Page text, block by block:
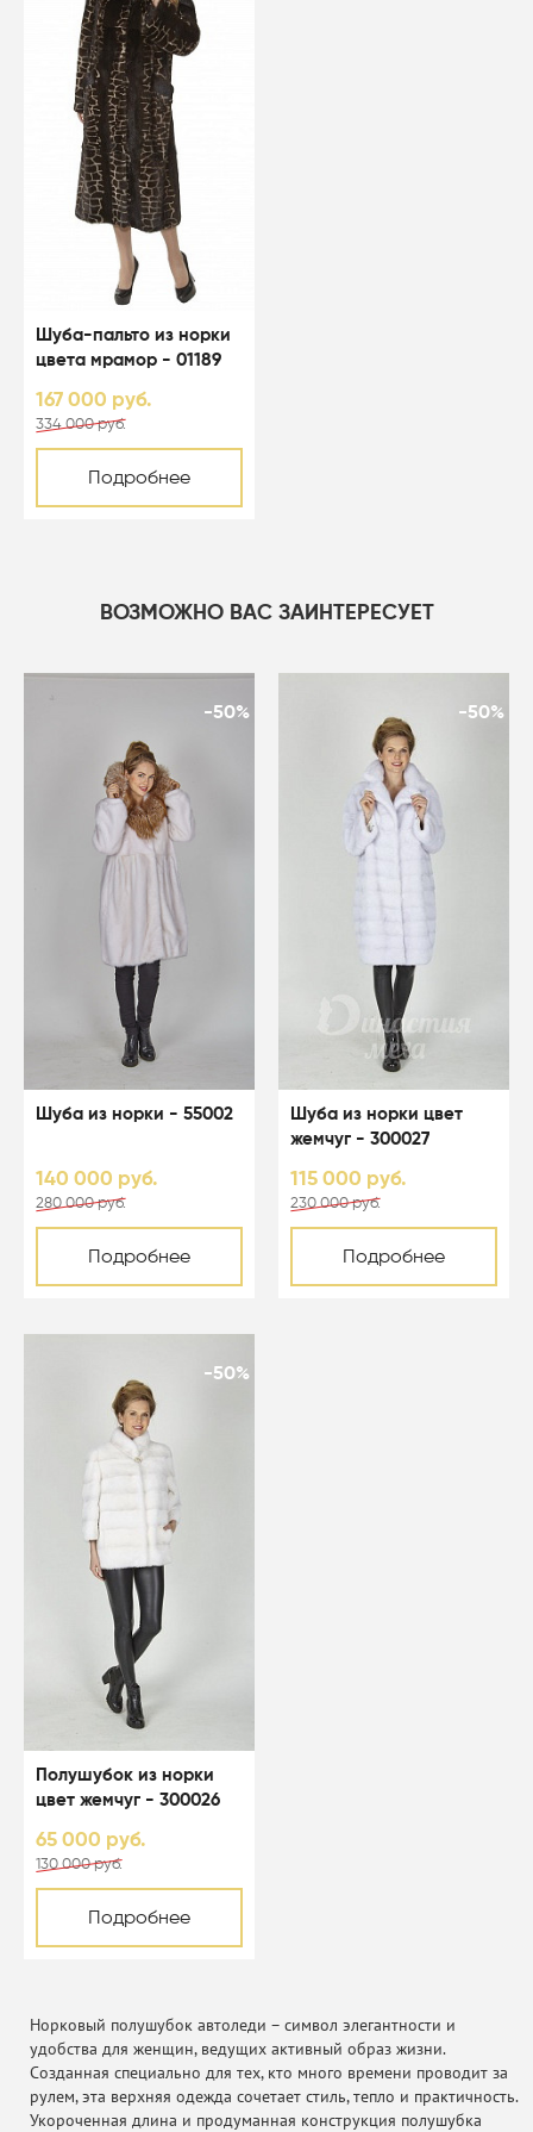
Шуба-пальто из норки
цвета мрамор - 01189
167 000 руб.
334 000 руб.
Подробнее
ВОЗМОЖНО ВАС ЗАИНТЕРЕСУЕТ
-50%
Шуба из норки - 55002
140 000 руб.
280 000 руб.
Подробнее
-50%
Шуба из норки цвет
жемчуг - 300027
115 000 руб.
230 000 руб.
Подробнее
-50%
Полушубок из норки
цвет жемчуг - 300026
65 000 руб.
130 000 руб.
Подробнее
Норковый полушубок автоледи – символ элегантности и
удобства для женщин, ведущих активный образ жизни.
Созданная специально для тех, кто много времени проводит за
рулем, эта верхняя одежда сочетает стиль, тепло и практичность.
Укороченная длина и продуманная конструкция полушубка